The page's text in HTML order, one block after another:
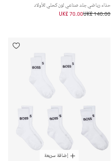
حذاء رياضي جلد صناعي لون كحلي للأولاد
UK£ 140.00
UK£ 70.00
إضافة سريعة